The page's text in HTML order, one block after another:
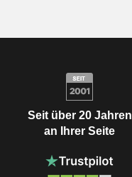
Seit über 20 Jahren
an Ihrer Seite